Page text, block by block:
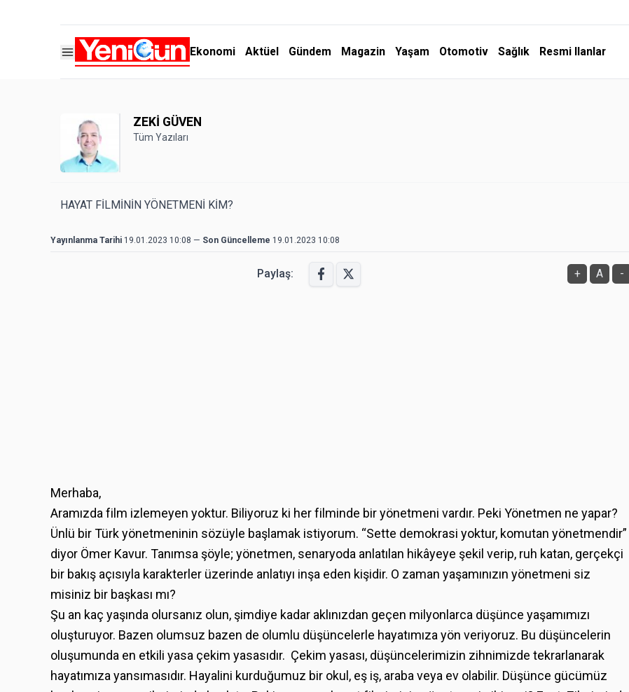
Ekonomi Aktüel Gündem Magazin Yaşam Otomotiv Sağlık Resmi Ilanlar
ZEKİ GÜVEN
Tüm Yazıları
HAYAT FİLMİNİN YÖNETMENİ KİM?
Yayınlanma Tarihi 19.01.2023 10:08 — Son Güncelleme 19.01.2023 10:08
Paylaş: + A -
Merhaba,
Aramızda film izlemeyen yoktur. Biliyoruz ki her filminde bir yönetmeni vardır. Peki Yönetmen ne yapar?
Ünlü bir Türk yönetmeninin sözüyle başlamak istiyorum. “Sette demokrasi yoktur, komutan yönetmendir”
diyor Ömer Kavur. Tanımsa şöyle; yönetmen, senaryoda anlatılan hikâyeye şekil verip, ruh katan, gerçekçi
bir bakış açısıyla karakterler üzerinde anlatıyı inşa eden kişidir. O zaman yaşamınızın yönetmeni siz
misiniz bir başkası mı?
Şu an kaç yaşında olursanız olun, şimdiye kadar aklınızdan geçen milyonlarca düşünce yaşamımızı
oluşturuyor. Bazen olumsuz bazen de olumlu düşüncelerle hayatımıza yön veriyoruz. Bu düşüncelerin
oluşumunda en etkili yasa çekim yasasıdır. Çekim yasası, düşüncelerimizin zihnimizde tekrarlanarak
hayatımıza yansımasıdır. Hayalini kurduğumuz bir okul, eş iş, araba veya ev olabilir. Düşünce gücümüz